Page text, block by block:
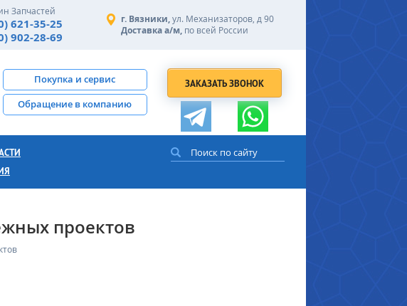
Запчастей
621-35-25
902-28-69
г. Вязники,ул. Механизаторов, д 90
Доставка а/м, по всей России
ЗАКАЗАТЬ ЗВОНОК
Покупка и сервис
Обращение в компанию
проектов